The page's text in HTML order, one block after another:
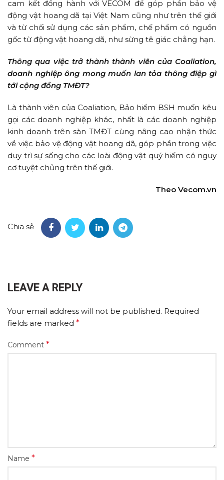
cam kết đồng hành với VECOM để góp phần bảo vệ
động vật hoang dã tại Việt Nam cũng như trên thế giới
và từ chối sử dụng các sản phẩm, chế phẩm có nguồn
gốc từ động vật hoang dã, như sừng tê giác chẳng hạn.
Thông qua việc trở thành thành viên của Coaliation,
doanh nghiệp ông mong muốn lan tỏa thông điệp gì
tới cộng đồng TMĐT?
Là thành viên của Coaliation, Bảo hiểm BSH muốn kêu
gọi các doanh nghiệp khác, nhất là các doanh nghiệp
kinh doanh trên sàn TMĐT cùng nâng cao nhận thức
về việc bảo vệ động vật hoang dã, góp phần trong việc
duy trì sự sống cho các loài động vật quý hiếm có nguy
cơ tuyệt chủng trên thế giới.
Theo Vecom.vn
Chia sẻ
LEAVE A REPLY
Your email address will not be published. Required
fields are marked *
Comment *
Name *